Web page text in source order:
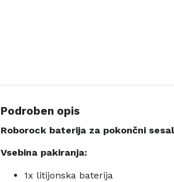
Podroben opis
Roborock baterija za pokončni
Vsebina pakiranja:
1x litijonska baterija